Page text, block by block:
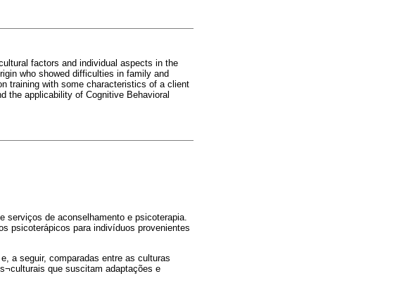
factors and individual aspects in the
who showed difficulties in family and
training with some characteristics of a client
the applicability of Cognitive Behavioral
serviços de aconselhamento e psicoterapia.
psicoterápicos para indivíduos provenientes
a seguir, comparadas entre as culturas
que suscitam adaptações e